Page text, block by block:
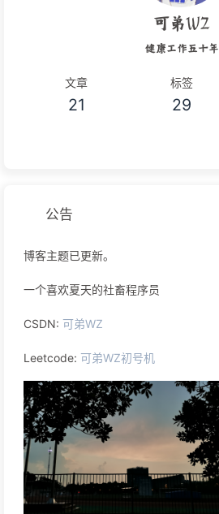
可弟WZ
健康工作五十年
文章
21
标签
29
公告
博客主题已更新。
一个喜欢夏天的社畜程序员
CSDN: 可弟WZ
Leetcode: 可弟WZ初号机